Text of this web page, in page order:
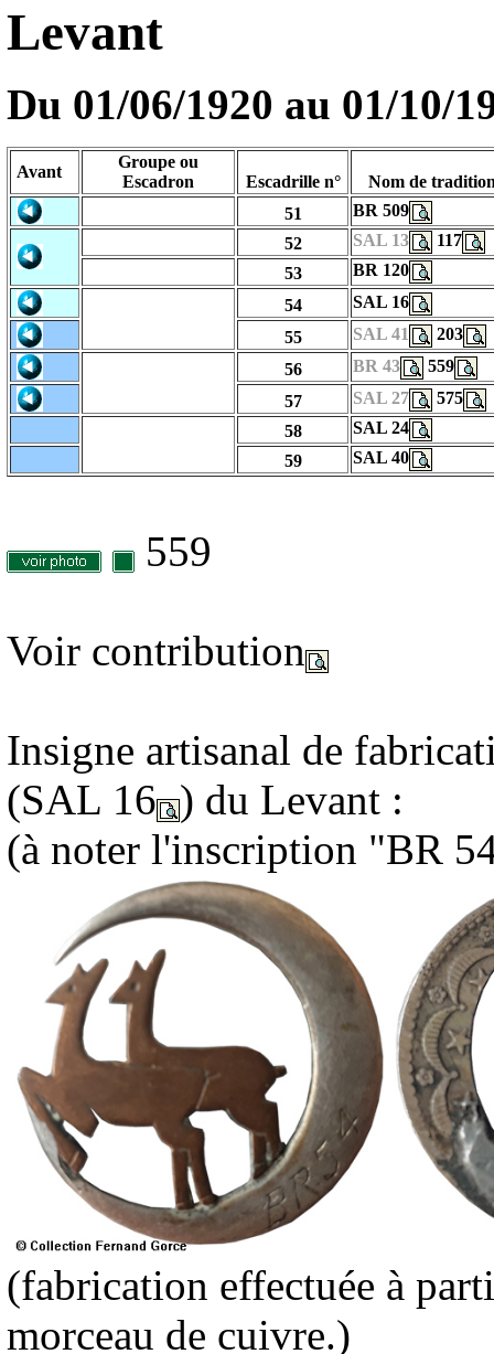
Levant
Du 01/06/1920 au 01/10/
Avant
Groupe ou
Escadron
Escadrille n°
Nom de
51
BR 509
52
SAL 13
117
53
BR 120
54
SAL 16
55
SAL 41
203
56
BR 43
559
57
SAL 27
575
58
SAL 24
59
SAL 40
559
Voir contribution
Insigne artisanal de
(SAL 16 ) du Levant :
(à noter l'inscription "BR
(fabrication effectuée à
morceau de cuivre.)